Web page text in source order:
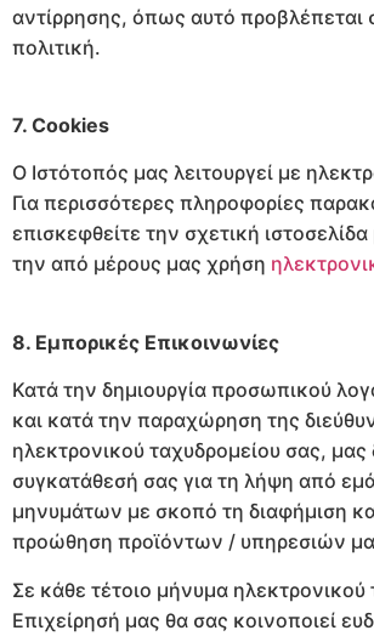
αντίρρησης, όπως αυτό προβλέπεται
πολιτική.
7. Cookies
Ο Ιστότοπός μας λειτουργεί με
Για περισσότερες πληροφορίες
επισκεφθείτε την σχετική
την από μέρους μας χρήση
8. Εμπορικές Επικοινωνίες
Κατά την δημιουργία προσωπικού
και κατά την παραχώρηση της
ηλεκτρονικού ταχυδρομείου σας, μας
συγκατάθεσή σας για τη λήψη από
μηνυμάτων με σκοπό τη διαφήμιση
προώθηση προϊόντων / υπηρεσιών
Σε κάθε τέτοιο μήνυμα ηλεκτρονικού
Επιχείρησή μας θα σας κοινοποιεί